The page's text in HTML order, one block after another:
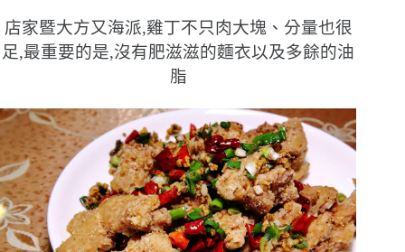
店家暨大方又海派,雞丁不只肉大塊、分量也很
足,最重要的是,沒有肥滋滋的麵衣以及多餘的油
脂